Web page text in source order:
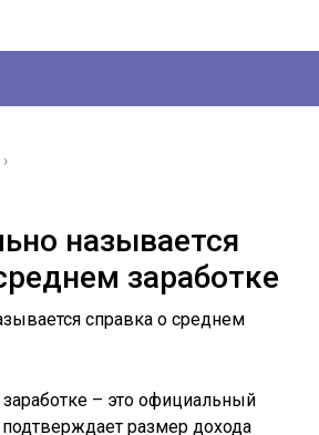
›
называется
заработке
– это официальный
размер дохода